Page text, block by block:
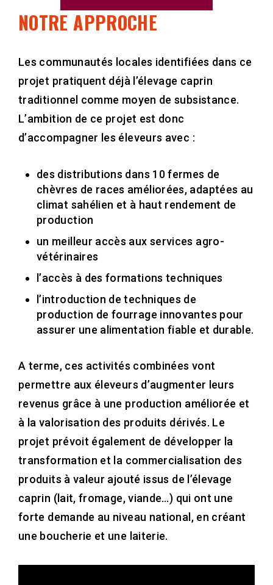
NOTRE APPROCHE
Les communautés locales identifiées dans ce
projet pratiquent déjà l’élevage caprin
traditionnel comme moyen de subsistance.
L’ambition de ce projet est donc
d’accompagner les éleveurs avec :
des distributions dans 10 fermes de
chèvres de races améliorées, adaptées au
climat sahélien et à haut rendement de
production
un meilleur accès aux services agro-
vétérinaires
l’accès à des formations techniques
l’introduction de techniques de
production de fourrage innovantes pour
assurer une alimentation fiable et durable.
A terme, ces activités combinées vont
permettre aux éleveurs d’augmenter leurs
revenus grâce à une production améliorée et
à la valorisation des produits dérivés. Le
projet prévoit également de développer la
transformation et la commercialisation des
produits à valeur ajouté issus de l’élevage
caprin (lait, fromage, viande…) qui ont une
forte demande au niveau national, en créant
une boucherie et une laiterie.